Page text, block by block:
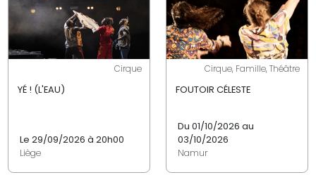
Cirque
YÉ ! (L'EAU)
Le 29/09/2026 à 20h00
Liège
Cirque, Famille, Théâtre
FOUTOIR CÉLESTE
Du 01/10/2026 au
03/10/2026
Namur